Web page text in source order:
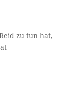
zu tun hat,